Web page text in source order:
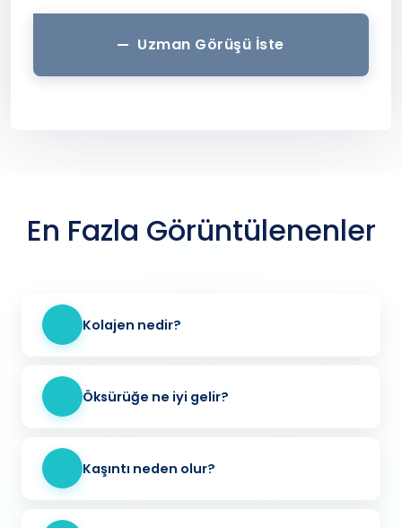
Uzman Görüşü İste
En Fazla Görüntülenenler
Kolajen nedir?
Öksürüğe ne iyi gelir?
Kaşıntı neden olur?